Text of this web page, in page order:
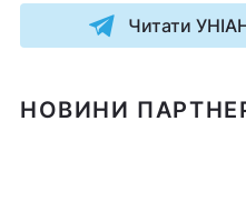
Читати
НОВИНИ